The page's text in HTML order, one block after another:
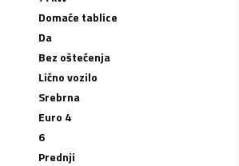
Domaće tablice
Da
Bez oštećenja
Lično vozilo
Srebrna
Euro 4
6
Prednji